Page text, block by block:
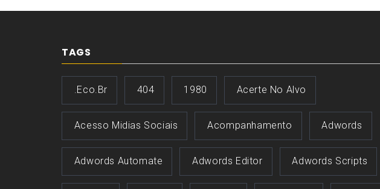
TAGS
.eco.br 404 1980 Acerte No Alvo
Acesso Midias Sociais Acompanhamento Adwords
Adwords Automate Adwords Editor Adwords Scripts